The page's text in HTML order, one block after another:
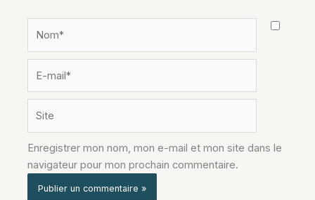
mail*
Enregistrer mon nom, mon e-mail et mon site dans le
navigateur pour mon prochain commentaire.